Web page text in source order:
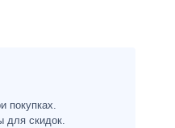
покупках.
для скидок.